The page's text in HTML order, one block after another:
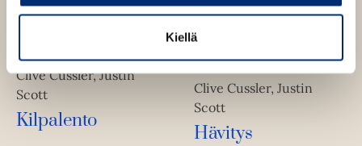
Kiellä
Clive Cussler, Justin
Scott
Kilpalento
Clive Cussler, Justin
Scott
Hävitys